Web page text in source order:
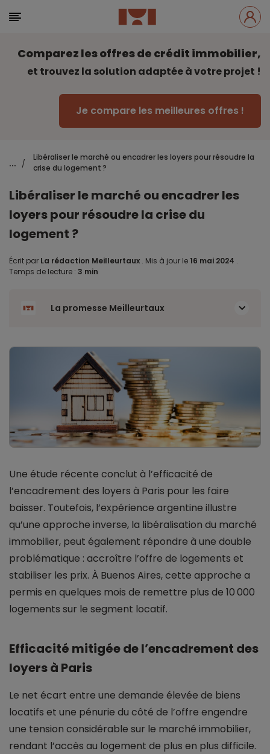
Comparez les offres de crédit immobilier,
et trouvez la solution adaptée à votre projet !
Je compare les meilleures offres !
... /
Libéraliser le marché ou encadrer les loyers pour résoudre la
crise du logement ?
Libéraliser le marché ou encadrer les
loyers pour résoudre la crise du
logement ?
Écrit par La rédaction Meilleurtaux . Mis à jour le 16 mai 2024 .
Temps de lecture : 3 min
La promesse Meilleurtaux
Une étude récente conclut à l’efficacité de
l’encadrement des loyers à Paris pour les faire
baisser. Toutefois, l’expérience argentine illustre
qu’une approche inverse, la libéralisation du marché
immobilier, peut également répondre à une double
problématique : accroître l’offre de logements et
stabiliser les prix. À Buenos Aires, cette approche a
permis en quelques mois de remettre plus de 10 000
logements sur le segment locatif.
Efficacité mitigée de l’encadrement des
loyers à Paris
Le net écart entre une demande élevée de biens
locatifs et une pénurie du côté de l’offre engendre
une tension considérable sur le marché immobilier,
rendant l’accès au logement de plus en plus difficile.